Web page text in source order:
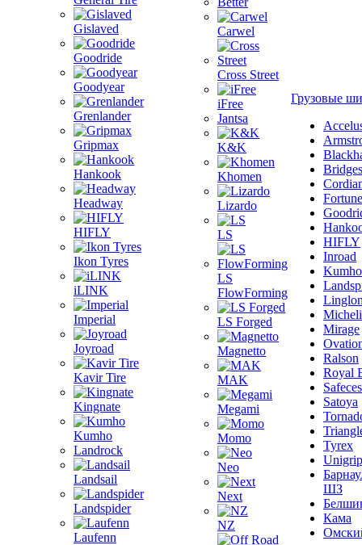
Gislaved
Goodride
Goodyear
Grenlander
Gripmax
Hankook
Headway
HIFLY
Ikon Tyres
iLINK
Imperial
Joyroad
Kavir Tire
Kingnate
Kumho
Landrock
Landsail
Landspider
Laufenn
Carwel
Cross Street
iFree
Jantsa
K&K
Khomen
Lizardo
LS
LS
FlowForming
LS Forged
Magnetto
MAK
Megami
Momo
Neo
Next
NZ
Грузовые
Fortune
HIFLY
Inroad
Kumho
Mirage
Ralson
Royal
Satoya
Tyrex
Unigrip
ШЗ
Кама